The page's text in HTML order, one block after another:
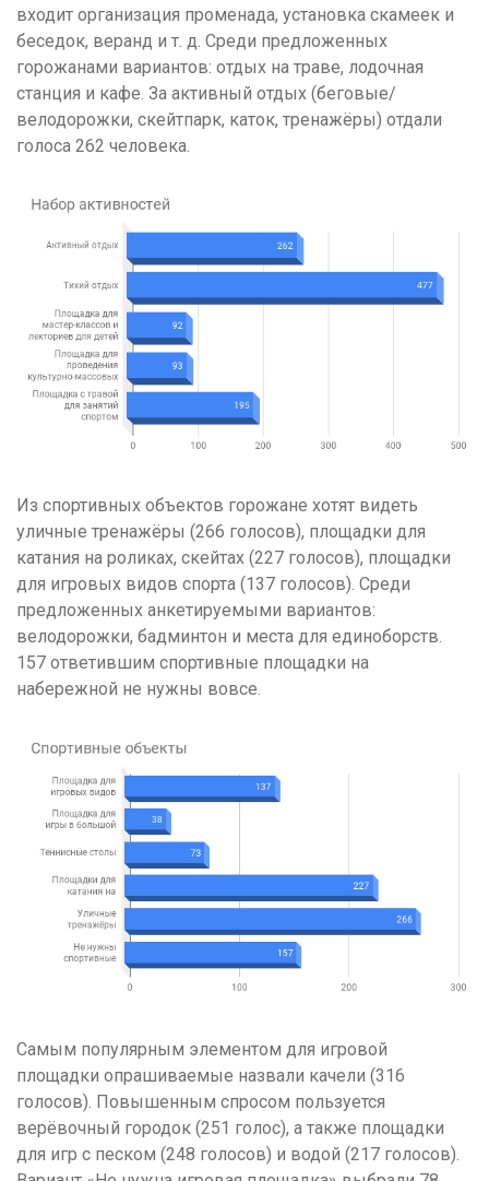
входит организация променада, установка скамеек и
беседок, веранд и т. д. Среди предложенных
горожанами вариантов: отдых на траве, лодочная
станция и кафе. За активный отдых (беговые/
велодорожки, скейтпарк, каток, тренажёры) отдали
голоса 262 человека.
Из спортивных объектов горожане хотят видеть
уличные тренажёры (266 голосов), площадки для
катания на роликах, скейтах (227 голосов), площадки
для игровых видов спорта (137 голосов). Среди
предложенных анкетируемыми вариантов:
велодорожки, бадминтон и места для единоборств.
157 ответившим спортивные площадки на
набережной не нужны вовсе.
Самым популярным элементом для игровой
площадки опрашиваемые назвали качели (316
голосов). Повышенным спросом пользуется
верёвочный городок (251 голос), а также площадки
для игр с песком (248 голосов) и водой (217 голосов).